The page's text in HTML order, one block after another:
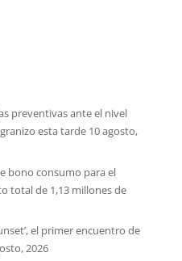
preventivas ante el nivel
esta tarde 10 agosto,
bono consumo para el
total de 1,13 millones de
el primer encuentro de
2026